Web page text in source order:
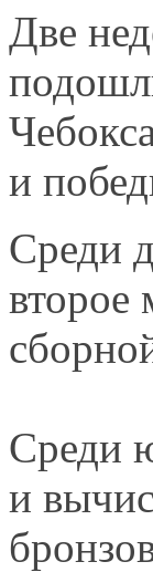
Две
и
Среди
второе
Среди
и